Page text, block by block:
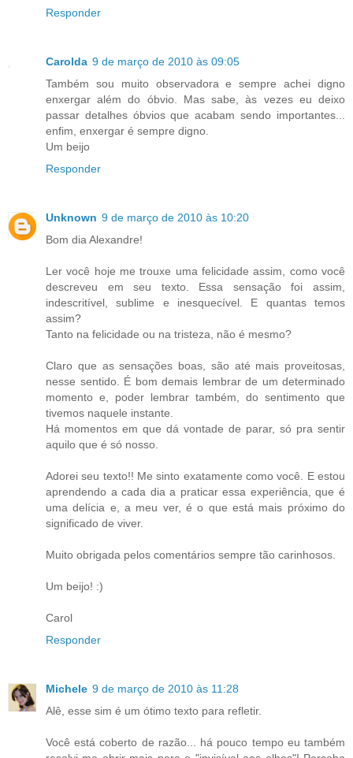
Responder
Carolda 9 de março de 2010 às 09:05
Também sou muito observadora e sempre achei digno
enxergar além do óbvio. Mas sabe, às vezes eu deixo
passar detalhes óbvios que acabam sendo importantes...
enfim, enxergar é sempre digno.
Um beijo
Responder
Unknown 9 de março de 2010 às 10:20
Bom dia Alexandre!
Ler você hoje me trouxe uma felicidade assim, como você
descreveu em seu texto. Essa sensação foi assim,
indescritível, sublime e inesquecível. E quantas temos
assim?
Tanto na felicidade ou na tristeza, não é mesmo?
Claro que as sensações boas, são até mais proveitosas,
nesse sentido. É bom demais lembrar de um determinado
momento e, poder lembrar também, do sentimento que
tivemos naquele instante.
Há momentos em que dá vontade de parar, só pra sentir
aquilo que é só nosso.
Adorei seu texto!! Me sinto exatamente como você. E estou
aprendendo a cada dia a praticar essa experiência, que é
uma delícia e, a meu ver, é o que está mais próximo do
significado de viver.
Muito obrigada pelos comentários sempre tão carinhosos.
Um beijo! :)
Carol
Responder
Michele 9 de março de 2010 às 11:28
Alê, esse sim é um ótimo texto para refletir.
Você está coberto de razão... há pouco tempo eu também